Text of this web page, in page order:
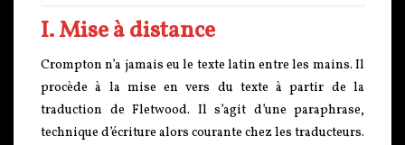
I. Mise à distance
Crompton n’a jamais eu le texte latin entre les mains. Il
procède à la mise en vers du texte à partir de la
traduction de Fletwood. Il s’agit d’une paraphrase,
technique d’écriture alors courante chez les traducteurs.